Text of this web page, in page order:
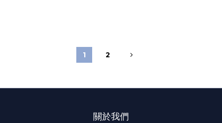
1 2
關於我們